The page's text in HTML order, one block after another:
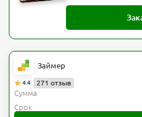
Займер
4.4 271 отзыв
Сумма
Срок